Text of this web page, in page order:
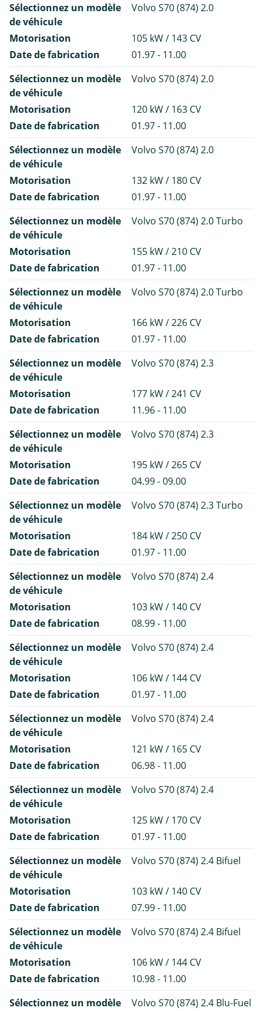
Sélectionnez un modèle
de véhicule
Volvo S70 (874) 2.0
Motorisation
105 kW / 143 CV
Date de fabrication
01.97 - 11.00
Sélectionnez un modèle
de véhicule
Volvo S70 (874) 2.0
Motorisation
120 kW / 163 CV
Date de fabrication
01.97 - 11.00
Sélectionnez un modèle
de véhicule
Volvo S70 (874) 2.0
Motorisation
132 kW / 180 CV
Date de fabrication
01.97 - 11.00
Sélectionnez un modèle
de véhicule
Volvo S70 (874) 2.0 Turbo
Motorisation
155 kW / 210 CV
Date de fabrication
01.97 - 11.00
Sélectionnez un modèle
de véhicule
Volvo S70 (874) 2.0 Turbo
Motorisation
166 kW / 226 CV
Date de fabrication
01.97 - 11.00
Sélectionnez un modèle
de véhicule
Volvo S70 (874) 2.3
Motorisation
177 kW / 241 CV
Date de fabrication
11.96 - 11.00
Sélectionnez un modèle
de véhicule
Volvo S70 (874) 2.3
Motorisation
195 kW / 265 CV
Date de fabrication
04.99 - 09.00
Sélectionnez un modèle
de véhicule
Volvo S70 (874) 2.3 Turbo
Motorisation
184 kW / 250 CV
Date de fabrication
01.97 - 11.00
Sélectionnez un modèle
de véhicule
Volvo S70 (874) 2.4
Motorisation
103 kW / 140 CV
Date de fabrication
08.99 - 11.00
Sélectionnez un modèle
de véhicule
Volvo S70 (874) 2.4
Motorisation
106 kW / 144 CV
Date de fabrication
01.97 - 11.00
Sélectionnez un modèle
de véhicule
Volvo S70 (874) 2.4
Motorisation
121 kW / 165 CV
Date de fabrication
06.98 - 11.00
Sélectionnez un modèle
de véhicule
Volvo S70 (874) 2.4
Motorisation
125 kW / 170 CV
Date de fabrication
01.97 - 11.00
Sélectionnez un modèle
de véhicule
Volvo S70 (874) 2.4 Bifuel
Motorisation
103 kW / 140 CV
Date de fabrication
07.99 - 11.00
Sélectionnez un modèle
de véhicule
Volvo S70 (874) 2.4 Bifuel
Motorisation
106 kW / 144 CV
Date de fabrication
10.98 - 11.00
Sélectionnez un modèle
Volvo S70 (874) 2.4 Blu-Fuel